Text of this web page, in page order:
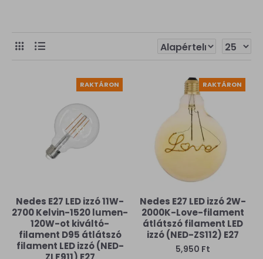
RAKTÁRON
Nedes E27 LED izzó 11W-
2700 Kelvin-1520 lumen-
120W-ot kiváltó-
filament D95 átlátszó
filament LED izzó (NED-
RAKTÁRON
Nedes E27 LED izzó 2W-
2000K-Love-filament
átlátszó filament LED
izzó (NED-ZS112) E27
5,950 Ft